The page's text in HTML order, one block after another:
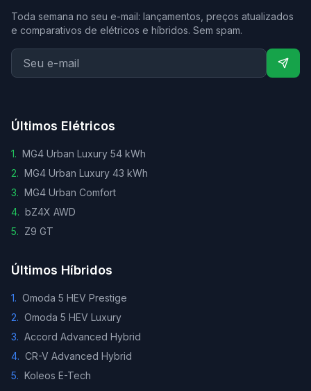
Toda semana no seu e-mail: lançamentos, preços atualizados
e comparativos de elétricos e híbridos. Sem spam.
Últimos Elétricos
1. MG4 Urban Luxury 54 kWh
2. MG4 Urban Luxury 43 kWh
3. MG4 Urban Comfort
4. bZ4X AWD
5. Z9 GT
Últimos Híbridos
1. Omoda 5 HEV Prestige
2. Omoda 5 HEV Luxury
3. Accord Advanced Hybrid
4. CR-V Advanced Hybrid
5. Koleos E-Tech